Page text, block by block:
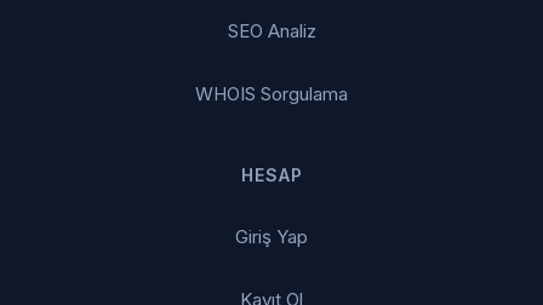
SEO Analiz
WHOIS Sorgulama
HESAP
Giriş Yap
Kayıt Ol